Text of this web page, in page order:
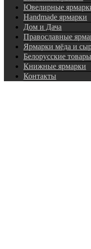
Ювелирные
Нandmade ярмарки
Дом и Дача
Православные
Ярмарки мёда и
Белорусские товары
Книжные ярмарки
Контакты